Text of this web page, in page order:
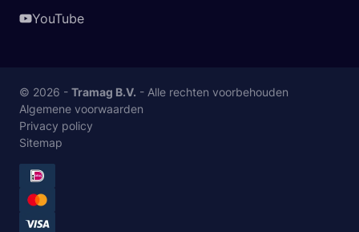
YouTube
© 2026 - Tramag B.V. - Alle rechten voorbehouden
Algemene voorwaarden
Privacy policy
Sitemap